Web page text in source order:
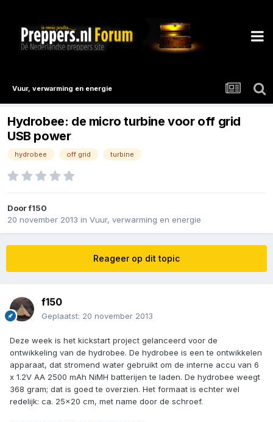
Vuur, verwarming en energie
Hydrobee: de micro turbine voor off grid
USB power
hydrobee off grid turbine
Doorf150
20 november 2013 in Vuur, verwarming en energie
Reageer op dit topic
f150
Geplaatst: 20 november 2013
Deze week is het kickstart project gelanceerd voor de
ontwikkeling van de hydrobee. De hydrobee is een te ontwikkelen
apparaat, dat stromend water gebruikt om de interne accu van 6
x 1.2V AA 2500 mAh NiMH batterijen te laden. De hydrobee weegt
368 gram; dat is goed te overzien. Het formaat is echter wel
redelijk: ca. 25x20 cm, met name door de schroef.